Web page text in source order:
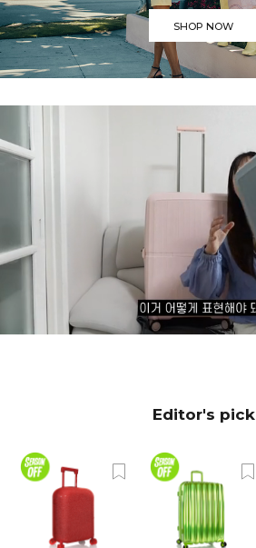
SHOP NOW
Editor's pick